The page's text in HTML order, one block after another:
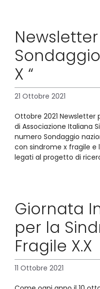
Newsletter
X “
21 Ottobre 2021
Ottobre 2021 Newsletter
di Associazione Italiana
numero Sondaggio
con sindrome x fragile
legati al progetto di
Giornata
per la
Fragile X.X
11 Ottobre 2021